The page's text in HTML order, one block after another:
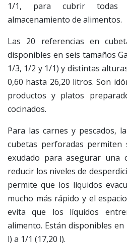
1/1, para cubrir todas
almacenamiento de alimentos.
Las 20 referencias en
disponibles en seis tamaños
1/3, 1/2 y 1/1) y distintas
0,60 hasta 26,20 litros. Son
productos y platos
cocinados.
Para las carnes y pescados,
cubetas perforadas
exudado para asegurar una
reducir los niveles de
permite que los líquidos
mucho más rápido y el
evita que los líquidos
alimento. Están disponibles en
l) a 1/1 (17,20 l).